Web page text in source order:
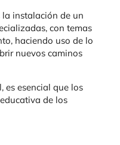
instalación de un
con temas
haciendo uso de lo
nuevos caminos
es esencial que los
de los